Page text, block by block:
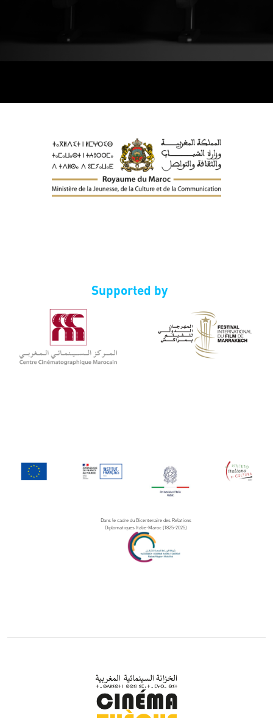
Supported by
Dans le cadre du Bicentenaire des Relations
Diplomatiques Italie-Maroc (1825-2025)